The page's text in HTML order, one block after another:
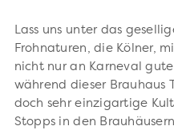
Lass uns unter das
Frohnaturen, die Kölner,
nicht nur an Karneval
während dieser Brauhaus
doch sehr einzigartige
Stopps in den